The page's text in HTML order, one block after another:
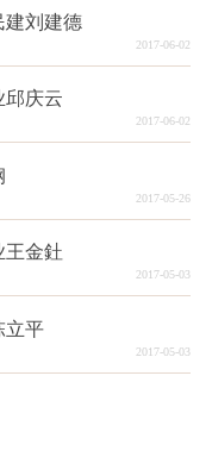
建刘建德
2017-06-02
邱庆云
2017-06-02
2017-05-26
王金釷
2017-05-03
立平
2017-05-03